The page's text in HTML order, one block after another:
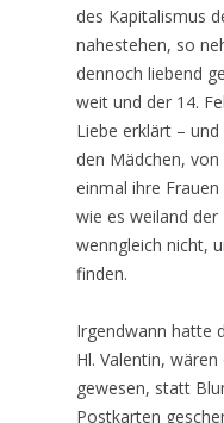
des Kapitalismus
nahestehen, so
dennoch liebend
weit und der 14.
Liebe erklärt –
den Mädchen,
einmal ihre
wie es weiland
wenngleich nicht,
finden.
Irgendwann hatte
Hl. Valentin,
gewesen, statt
Postkarten